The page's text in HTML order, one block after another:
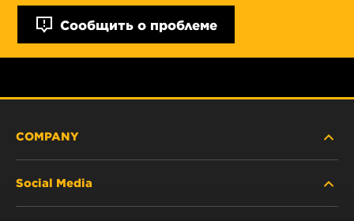
Сообщить о проблеме
COMPANY
Social Media